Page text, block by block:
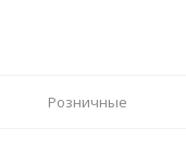
Розничные